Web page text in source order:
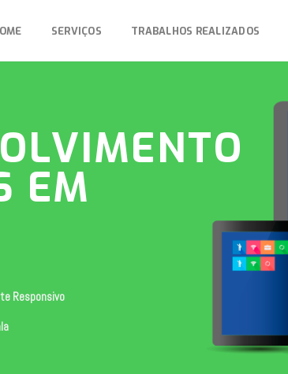
SERVIÇOS TRABALHOS REALIZADOS
EM
Responsivo